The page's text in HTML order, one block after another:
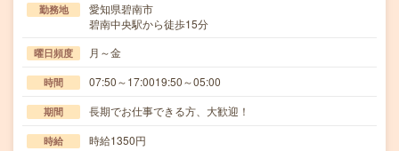
勤務地
愛知県碧南市
碧南中央駅から徒歩15分
曜日頻度 月～金
時間 07:50～17:0019:50～05:00
期間 長期でお仕事できる方、大歓迎！
時給 時給1350円